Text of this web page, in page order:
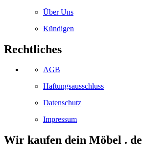
Über Uns
Kündigen
Rechtliches
AGB
Haftungsausschluss
Datenschutz
Impressum
Wir kaufen dein Möbel . de